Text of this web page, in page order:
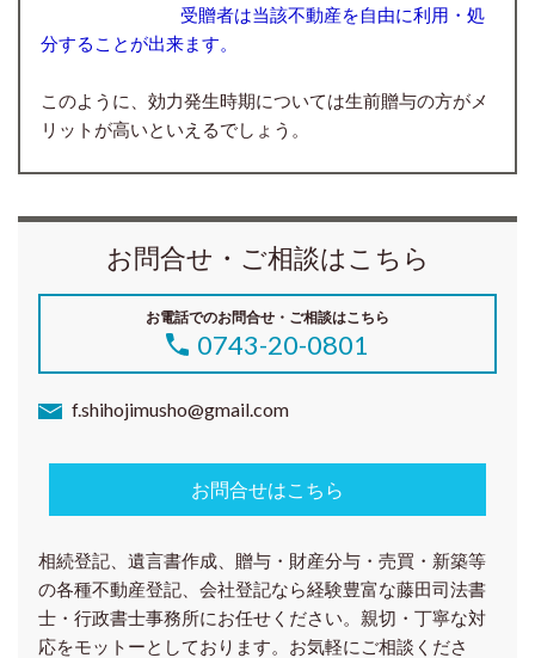
受贈者は当該不動産を自由に利用・処
分することが出来ます。
このように、効力発生時期については生前贈与の方がメ
リットが高いといえるでしょう。
お問合せ・ご相談はこちら
お電話でのお問合せ・ご相談はこちら
0743-20-0801
f.shihojimusho@gmail.com
お問合せはこちら
相続登記、遺言書作成、贈与・財産分与・売買・新築等
の各種不動産登記、会社登記なら経験豊富な藤田司法書
士・行政書士事務所にお任せください。親切・丁寧な対
応をモットーとしております。お気軽にご相談くださ